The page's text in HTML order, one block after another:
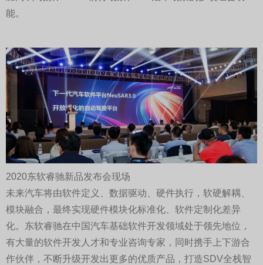
能。
2020东软睿驰新品发布会现场
未来汽车将由软件定义、数据驱动、硬件执行，软硬解耦、
模块融合，最终实现硬件模块化标准化、软件定制化差异
化。东软睿驰在中国汽车基础软件开发领域处于领先地位，
有大量的软件开发人才和专业咨询专家，同时携手上下游合
作伙伴，不断升级开发出更多的优质产品，打造SDV全栈智